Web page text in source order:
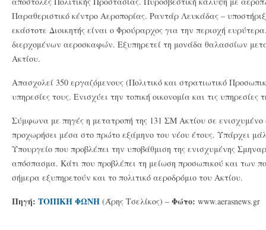
Παραθεριστικό κέντρο Αεροπορίας. Ραντάρ Λευκάδας –
εκάστοτε Διοικητής είναι ο Φρούραρχος για την περιοχή
διερχομένων αεροσκαφών. Εξυπηρετεί τη μονάδα θαλασσίων
Ακτίου.
Απασχολεί 350 εργαζόμενους (Πολιτικό και στρατιωτικό
υπηρεσίες τους. Ενισχύει την τοπική οικονομία και τις υπηρεσίες
Σύμφωνα με πηγές η μετατροπή της 131 ΣΜ Ακτίου σε
προχωρήσει μέσα στο πρώτο εξάμηνο του νέου έτους. Υπάρχει
Υπουργείο που προβλέπει την υποβάθμιση της ενισχυμένης
απόσπασμα. Κάτι που προβλέπει τη μείωση προσωπικού και των
σήμερα εξυπηρετούν και το πολιτικό αεροδρόμιο του Ακτίου.
Πηγή: ΤΟΠΙΚΗ ΦΩΝΗ (Άρης Τσελίκος) – Φώτο: www.aerasnews.gr